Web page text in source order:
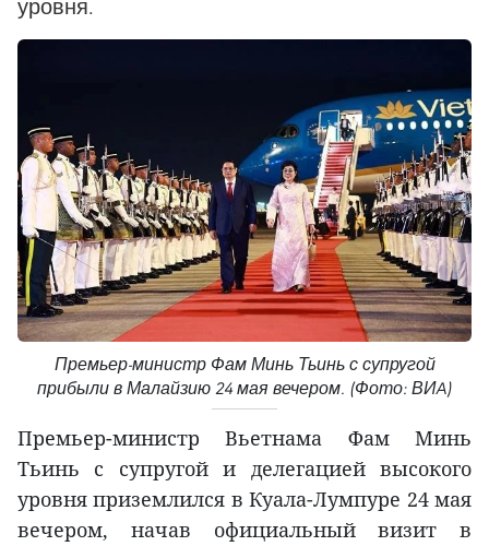
уровня.
Премьер-министр Фам Минь Тьинь с супругой
прибыли в Малайзию 24 мая вечером. (Фото: ВИA)
Премьер-министр Вьетнама Фам Минь
Тьинь с супругой и делегацией высокого
уровня приземлился в Куала-Лумпуре 24 мая
вечером, начав официальный визит в